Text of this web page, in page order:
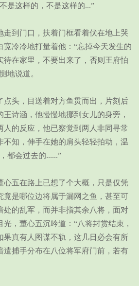
这样的，不是这样的...”
到门口，扶着门框看着伏在地上哭
宽冷冷地打量着他：“忘掉今天发生的
待在家里，不要出来了，否则王府怕
地说道。
头，目送着对方鱼贯而出，片刻后
王诗涵，他慢慢地挪到女儿的身旁，
人的反应，他已察觉到两人非同寻常
不知，伸手在她的肩头轻轻拍动，温
都会过去的......”
五在路上已想了个大概，只是仅凭
竟是哪位边将属于漏网之鱼，甚至可
处的乱军，而并非指其余八将，面对
，董心五沉吟道：“八将封赏结束，
果真有人图谋不轨，这几日必会有所
遣捕手分布在八位将军府门前，若有